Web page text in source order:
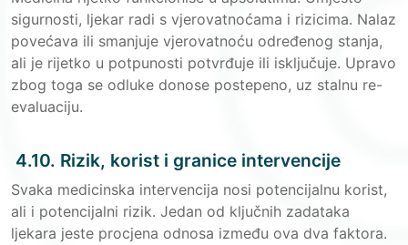
sigurnosti, ljekar radi s vjerovatnoćama i rizicima. Nalaz
povećava ili smanjuje vjerovatnoću određenog stanja,
ali je rijetko u potpunosti potvrđuje ili isključuje. Upravo
zbog toga se odluke donose postepeno, uz stalnu re-
evaluaciju.
4.10. Rizik, korist i granice intervencije
Svaka medicinska intervencija nosi potencijalnu korist,
ali i potencijalni rizik. Jedan od ključnih zadataka
ljekara jeste procjena odnosa između ova dva faktora.